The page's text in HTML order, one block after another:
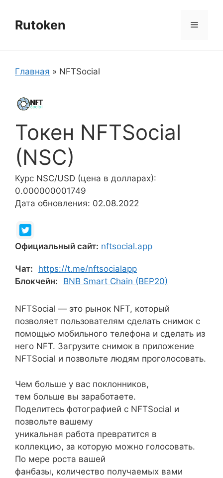
содержимому
Rutoken Меню
Главная » NFTSocial
Токен NFTSocial
(NSC)
Курс NSC/USD (цена в долларах):
0.000000001749
Дата обновления: 02.08.2022
Официальный сайт: nftsocial.app
Чат:
https://t.me/nftsocialapp
Блокчейн:
BNB Smart Chain (BEP20)
NFTSocial — это рынок NFT, который
позволяет пользователям сделать снимок с
помощью мобильного телефона и сделать из
него NFT. Загрузите снимок в приложение
NFTSocial и позвольте людям проголосовать.
Чем больше у вас поклонников,
тем больше вы заработаете.
Поделитесь фотографией с NFTSocial и
позвольте вашему
уникальная работа превратится в
коллекцию, за которую можно голосовать.
По мере роста вашей
фанбазы, количество получаемых вами